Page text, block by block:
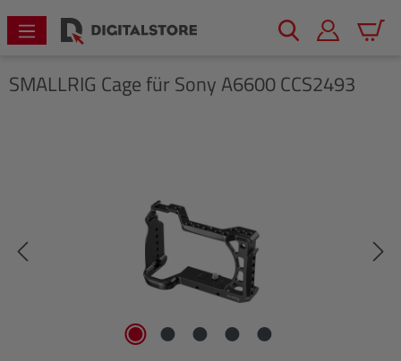
springen
SMALLRIG Cage für Sony A6600 CCS2493